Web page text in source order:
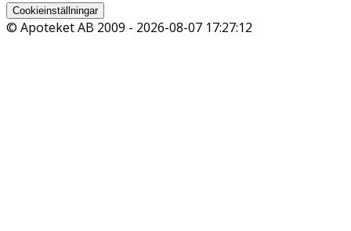
Cookieinställningar
© Apoteket AB 2009 - 2026-08-07 17:27:12